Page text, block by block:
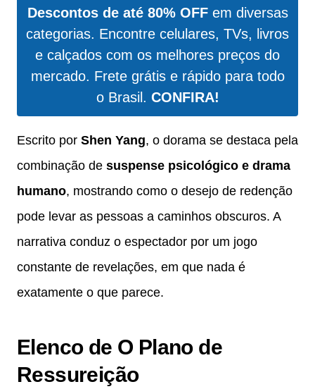
Descontos de até 80% OFFem diversas
categorias. Encontre celulares, TVs, livros
e calçados com os melhores preços do
mercado. Frete grátis e rápido para todo
o Brasil. CONFIRA!
Escrito por Shen Yang, o dorama se destaca pela
combinação de suspense psicológico e drama
humano, mostrando como o desejo de redenção
pode levar as pessoas a caminhos obscuros. A
narrativa conduz o espectador por um jogo
constante de revelações, em que nada é
exatamente o que parece.
Elenco de O Plano de
Ressureição